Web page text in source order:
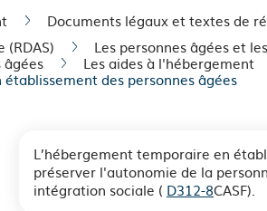
Documents légaux et textes de
Les personnes âgées et
âgées Les aides à l'hébergement
des personnes âgées
L’hébergement temporaire en
préserver l'autonomie de la
intégration sociale ( D312-8CASF).